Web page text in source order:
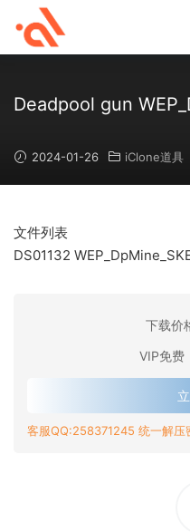
Deadpool gun
2024-01-26 iClone道具
文件列表
DS01132
下载价
VIP免费
客服QQ:258371245 统一解